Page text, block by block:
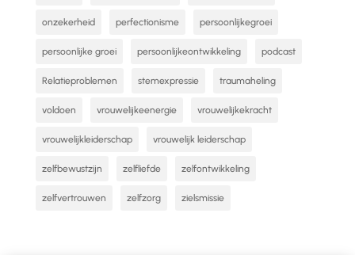
onzekerheid perfectionisme persoonlijkegroei
persoonlijke groei persoonlijkeontwikkeling podcast
Relatieproblemen stemexpressie traumaheling
voldoen vrouwelijkeenergie vrouwelijkekracht
vrouwelijkleiderschap vrouwelijk leiderschap
zelfbewustzijn zelfliefde zelfontwikkeling
zelfvertrouwen zelfzorg zielsmissie